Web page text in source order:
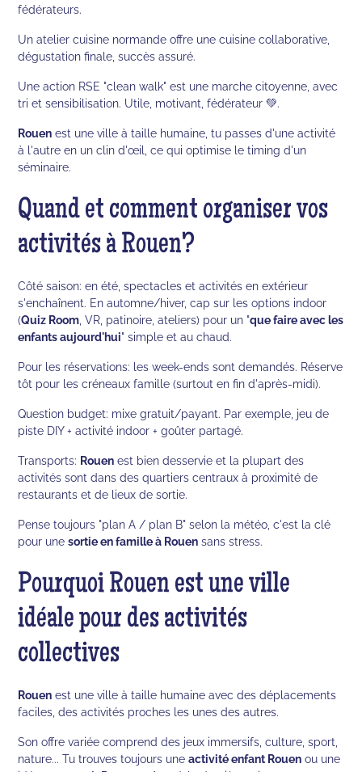
fédérateurs.
Un atelier cuisine normande offre une cuisine collaborative,
dégustation finale, succès assuré.
Une action RSE "clean walk" est une marche citoyenne, avec
tri et sensibilisation. Utile, motivant, fédérateur 💚.
Rouen est une ville à taille humaine, tu passes d'une activité
à l'autre en un clin d'œil, ce qui optimise le timing d'un
séminaire.
Quand et comment organiser vos
activités à Rouen?
Côté saison: en été, spectacles et activités en extérieur
s'enchaînent. En automne/hiver, cap sur les options indoor
(Quiz Room , VR, patinoire, ateliers) pour un "que faire avec les
enfants aujourd'hui" simple et au chaud.
Pour les réservations: les week-ends sont demandés. Réserve
tôt pour les créneaux famille (surtout en fin d'après-midi).
Question budget: mixe gratuit/payant. Par exemple, jeu de
piste DIY + activité indoor + goûter partagé.
Transports: Rouen est bien desservie et la plupart des
activités sont dans des quartiers centraux à proximité de
restaurants et de lieux de sortie.
Pense toujours "plan A / plan B" selon la météo, c'est la clé
pour unesortie en famille à Rouen sans stress.
Pourquoi Rouen est une ville
idéale pour des activités
collectives
Rouen est une ville à taille humaine avec des déplacements
faciles, des activités proches les unes des autres.
Son offre variée comprend des jeux immersifs, culture, sport,
nature... Tu trouves toujours uneactivité enfant Rouen ou une